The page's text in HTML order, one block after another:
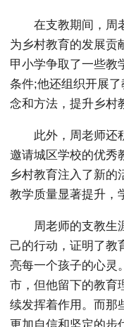
在支教期间，周
为乡村教育的发展贡
甲小学争取了一些教
条件;他还组织开展
念和方法，提升乡村
此外，周老师还
邀请城区学校的优秀
乡村教育注入了新的
教学质量显著提升，
周老师的支教生
己的行动，证明了教
亮每一个孩子的心灵
市，但他留下的教育
续发挥着作用。而那
更加自信和坚定的步